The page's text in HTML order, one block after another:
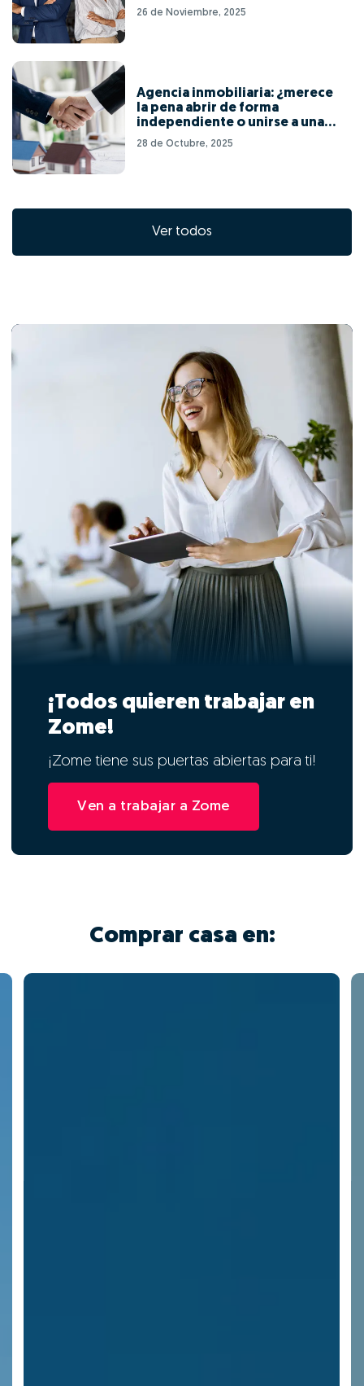
26 de Noviembre, 2025
Agencia inmobiliaria: ¿merece
la pena abrir de forma
independiente o unirse a una
red de franquicias?
28 de Octubre, 2025
Ver todos
¡Todos quieren trabajar en
Zome!
¡Zome tiene sus puertas abiertas para ti!
Ven a trabajar a Zome
Comprar casa en: